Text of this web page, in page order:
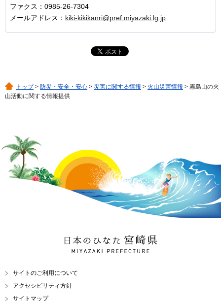
ファクス：0985-26-7304
メールアドレス： kiki-kikikanri@pref.miyazaki.lg.jp
トップ> 防災・安全・安心 > 災害に関する情報 > 火山災害情報 > 霧島山の火
山活動に関する情報提供
日本のひなた 宮崎県
MIYAZAKI PREFECTURE
サイトのご利用について
アクセシビリティ方針
サイトマップ